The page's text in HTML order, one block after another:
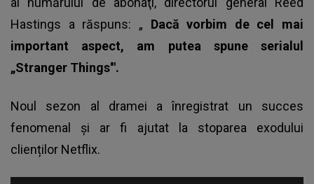
Hastings a răspuns: „ Dacă vorbim de cel mai
important aspect, am putea spune serialul
„Stranger Things'".
Noul sezon al dramei a înregistrat un succes
fenomenal și ar fi ajutat la stoparea exodului
clienților Netflix.